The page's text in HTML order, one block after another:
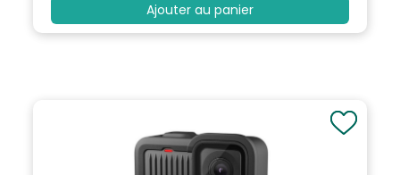
Ajouter au panier